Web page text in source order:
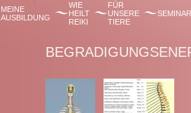
MEINE
AUSBILDUNG
WIE
HEILT
REIKI
FÜR
UNSERE
TIERE